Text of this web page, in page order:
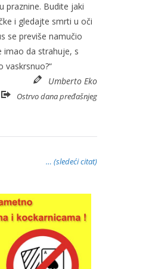
praznine. Budite jaki
i gledajte smrti u oči
se previše namučio
imao da strahuje, s
vaskrsnuo?“
Umberto Eko
Ostrvo dana pređašnjeg
… (sledeći citat)